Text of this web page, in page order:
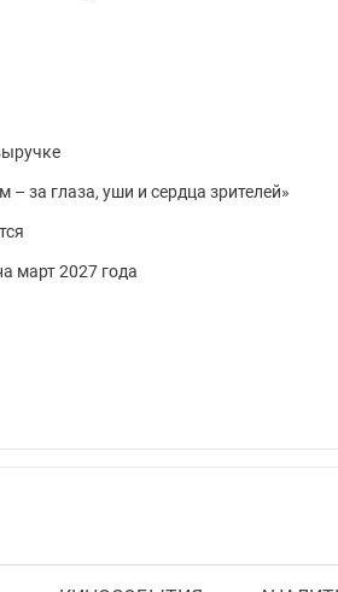
за глаза, уши и сердца зрителей»
март 2027 года